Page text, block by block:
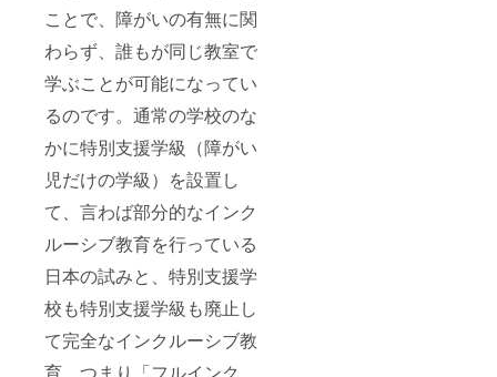
ことで、障がいの有無に関
わらず、誰もが同じ教室で
学ぶことが可能になってい
るのです。通常の学校のな
かに特別支援学級（障がい
児だけの学級）を設置し
て、言わば部分的なインク
ルーシブ教育を行っている
日本の試みと、特別支援学
校も特別支援学級も廃止し
て完全なインクルーシブ教
育、つまり「フルインク